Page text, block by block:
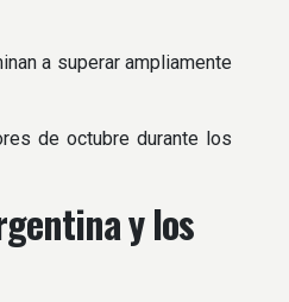
a superar ampliamente
de octubre durante los
y los